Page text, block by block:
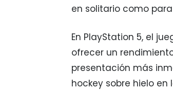
en solitario como
En PlayStation 5, el
ofrecer un
presentación más
hockey sobre hielo